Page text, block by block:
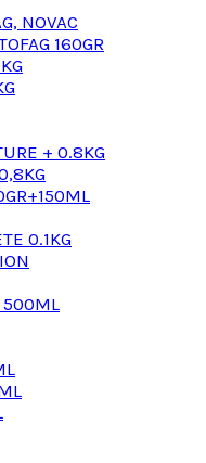
NOVAC
160GR
+ 0.8KG
0.1KG
500ML